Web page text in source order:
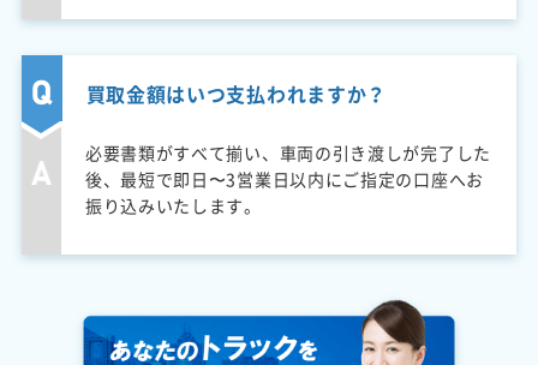
買取金額はいつ支払われますか？
必要書類がすべて揃い、車両の引き渡しが完了した
後、最短で即日〜3営業日以内にご指定の口座へお
振り込みいたします。